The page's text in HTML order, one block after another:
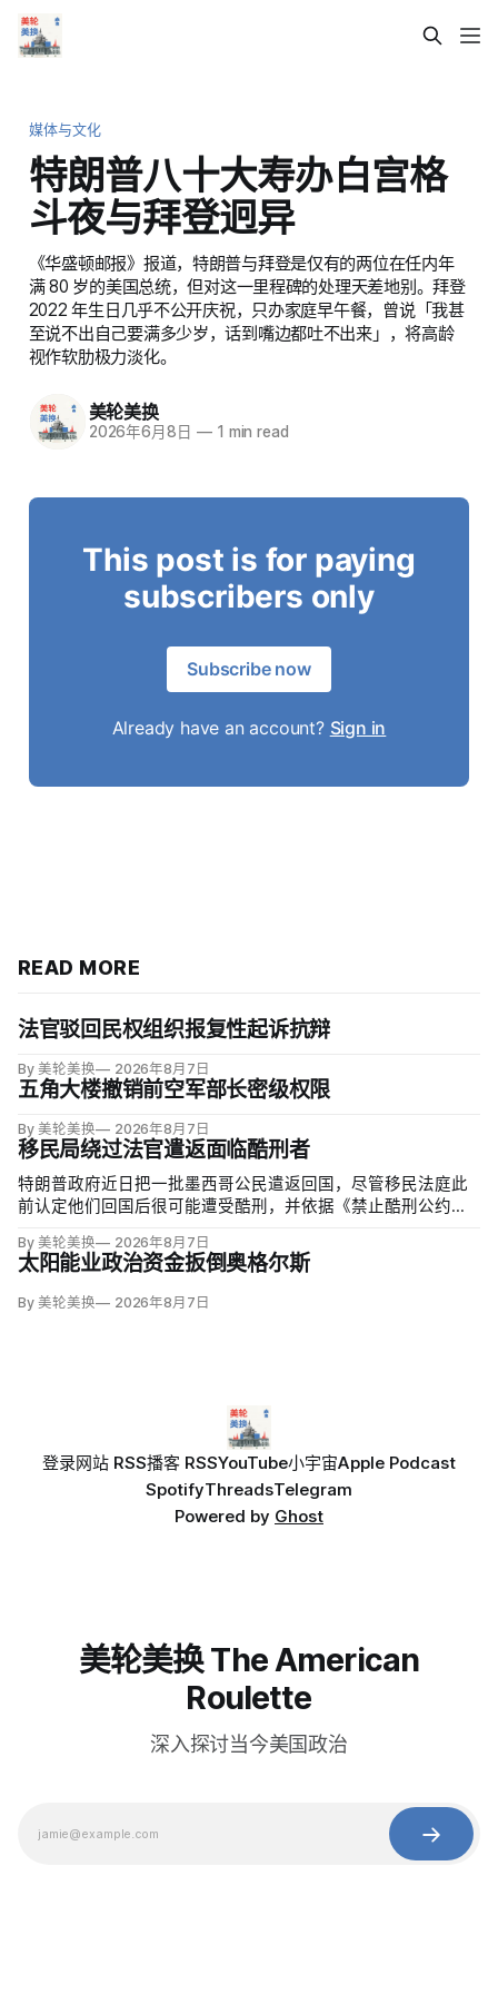
媒体与文化
特朗普八十大寿办白宫格
斗夜与拜登迥异
《华盛顿邮报》报道，特朗普与拜登是仅有的两位在任内年
满 80 岁的美国总统，但对这一里程碑的处理天差地别。拜登
2022 年生日几乎不公开庆祝，只办家庭早午餐，曾说「我甚
至说不出自己要满多少岁，话到嘴边都吐不出来」，将高龄
视作软肋极力淡化。
美轮美换
2026年6月8日 —1 min read
This post is for paying
subscribers only
Subscribe now
Already have an account? Sign in
READ MORE
法官驳回民权组织报复性起诉抗辩
By 美轮美换 2026年8月7日
五角大楼撤销前空军部长密级权限
By 美轮美换 2026年8月7日
移民局绕过法官遣返面临酷刑者
特朗普政府近日把一批墨西哥公民遣返回国，尽管移民法庭此
前认定他们回国后很可能遭受酷刑，并依据《禁止酷刑公约》
文图雷拉（David Venturella）凭国务院从墨西哥政府取得的
「不受伤害」外交保证，单方面撤销保护；
By 美轮美换 2026年8月7日
太阳能业政治资金扳倒奥格尔斯
By 美轮美换 2026年8月7日
登录网站 RSS播客 RSSYouTube小宇宙Apple Podcast
SpotifyThreadsTelegram
Powered by Ghost
美轮美换 The American
Roulette
深入探讨当今美国政治